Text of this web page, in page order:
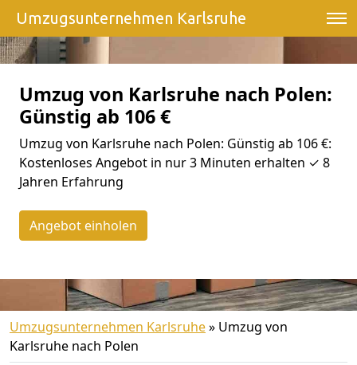
Umzugsunternehmen Karlsruhe
Umzug von Karlsruhe nach Polen:
Günstig ab 106 €
Umzug von Karlsruhe nach Polen: Günstig ab 106 €:
Kostenloses Angebot in nur 3 Minuten erhalten ✓ 8
Jahren Erfahrung
Angebot einholen
Umzugsunternehmen Karlsruhe» Umzug von
Karlsruhe nach Polen